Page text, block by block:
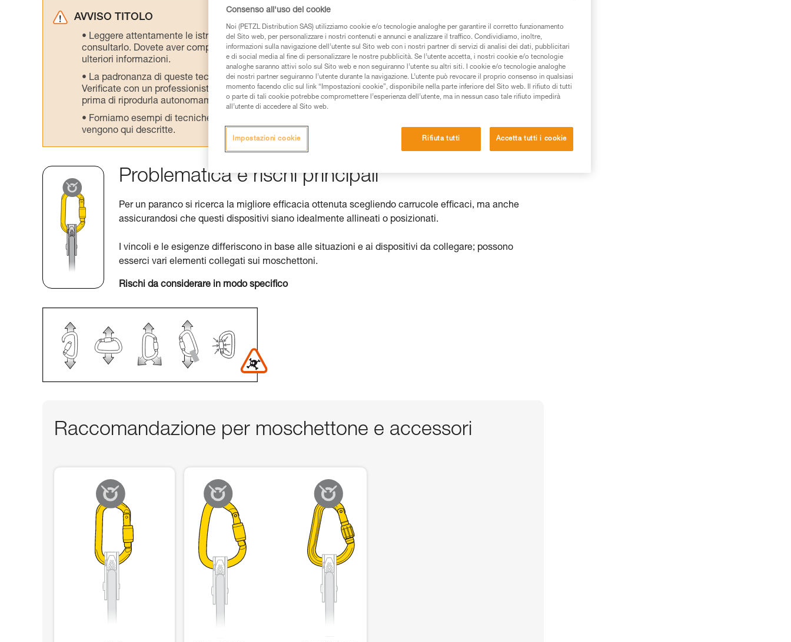
AVVISO TITOLO
Leggere attentamente le istruzioni tecniche dei prodotti utilizzati in questo consiglio prima di
consultarlo. Dovete aver compreso le informazioni dell’istruzione tecnica per poter capire queste
ulteriori informazioni.
La padronanza di queste tecniche richiede una formazione ed un addestramento specifico.
Verificate con un professionista la vostra capacità di rifare la manovra, da soli, in piena sicurezza,
prima di riprodurla autonomamente.
Forniamo esempi di tecniche relative alla vostra attività. Ne possono esistere altre che non
vengono qui descritte.
Problematica e rischi principali
Per un paranco si ricerca la migliore efficacia ottenuta scegliendo carrucole efficaci, ma anche
assicurandosi che questi dispositivi siano idealmente allineati o posizionati.
I vincoli e le esigenze differiscono in base alle situazioni e ai dispositivi da collegare; possono
esserci vari elementi collegati sui moschettoni.
Rischi da considerare in modo specifico
Raccomandazione per moschettone e accessori
Consenso all'uso dei cookie
Noi (PETZL Distribution SAS) utilizziamo cookie e/o tecnologie analoghe per garantire il corretto funzionamento
del Sito web, per personalizzare i nostri contenuti e annunci e analizzare il traffico. Condividiamo, inoltre,
informazioni sulla navigazione dell’utente sul Sito web con i nostri partner di servizi di analisi dei dati, pubblicitari
e di social media al fine di personalizzare le nostre pubblicità. Se l’utente accetta, i nostri cookie e/o tecnologie
analoghe saranno attivi solo sul Sito web e non seguiranno l’utente su altri siti. I cookie e/o tecnologie analoghe
dei nostri partner seguiranno l’utente durante la navigazione. L’utente può revocare il proprio consenso in qualsiasi
momento facendo clic sul link “Impostazioni cookie”, disponibile nella parte inferiore del Sito web. Il rifiuto di tutti
o parte di tali cookie potrebbe compromettere l’esperienza dell’utente, ma in nessun caso tale rifiuto impedirà
all’utente di accedere al Sito web.
Rifiuta tutti Accetta tutti i cookie
Impostazioni cookie